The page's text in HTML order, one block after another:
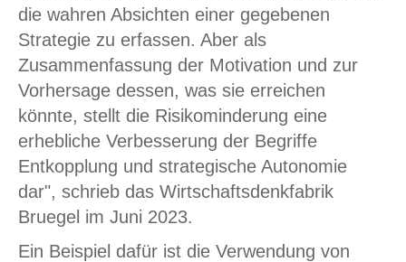
die wahren Absichten einer gegebenen
Strategie zu erfassen. Aber als
Zusammenfassung der Motivation und zur
Vorhersage dessen, was sie erreichen
könnte, stellt die Risikominderung eine
erhebliche Verbesserung der Begriffe
Entkopplung und strategische Autonomie
dar", schrieb das Wirtschaftsdenkfabrik
Bruegel im Juni 2023.
Ein Beispiel dafür ist die Verwendung von